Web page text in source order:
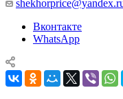
Вконтакте
WhatsApp